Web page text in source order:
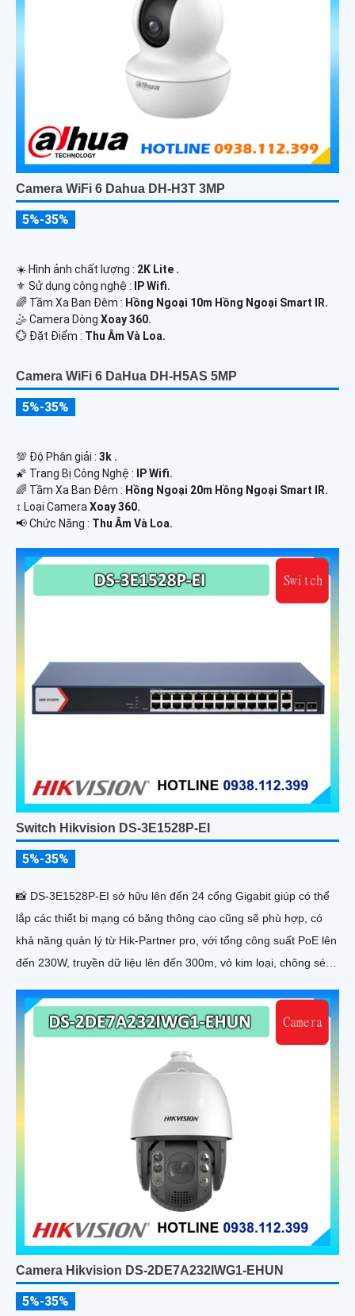
Camera WiFi 6 Dahua DH-H3T 3MP
5%-35%
☀️ Hình ảnh chất lượng : 2K Lite .
⚜️ Sử dụng công nghệ : IP Wifi.
🌈 Tầm Xa Ban Đêm : Hồng Ngoại 10m Hồng Ngoại Smart IR.
🤹 Camera Dòng Xoay 360.
️💮 Đặt Điểm : Thu Âm Và Loa.
Camera WiFi 6 DaHua DH-H5AS 5MP
5%-35%
💯 Độ Phân giải : 3k .
🌠 Trang Bị Công Nghệ : IP Wifi.
🌈 Tầm Xa Ban Đêm : Hồng Ngoại 20m Hồng Ngoại Smart IR.
↕️ Loại Camera Xoay 360.
️📢 Chức Năng : Thu Âm Và Loa.
Switch Hikvision DS-3E1528P-EI
5%-35%
📸 DS-3E1528P-EI sở hữu lên đến 24 cổng Gigabit giúp có thể
lắp các thiết bị mạng có băng thông cao cũng sẽ phù hợp, có
khả năng quản lý từ Hik-Partner pro, với tổng công suất PoE lên
đến 230W, truyền dữ liệu lên đến 300m, vỏ kim loại, chông sét
Camera Hikvision DS-2DE7A232IWG1-EHUN
5%-35%